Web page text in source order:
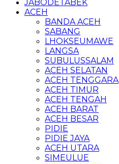
JABODETABEK
ACEH
BANDA ACEH
SABANG
LHOKSEUMAWE
LANGSA
SUBULUSSALAM
ACEH SELATAN
ACEH TENGGARA
ACEH TIMUR
ACEH TENGAH
ACEH BARAT
ACEH BESAR
PIDIE
PIDIE JAYA
ACEH UTARA
SIMEULUE